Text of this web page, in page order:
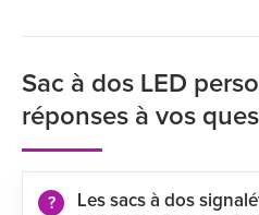
Sac à dos LED
réponses à vos
Les sacs à dos